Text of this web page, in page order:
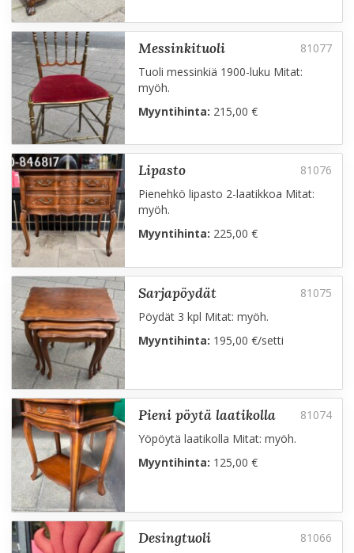
messinkituoli
Tuoli messinkiä 1900-luku Mitat:
myöh.
Myyntihinta: 215,00 €
lipasto
Pienehkö lipasto 2-laatikkoa Mitat:
myöh.
Myyntihinta: 225,00 €
sarjapöydät
Pöydät 3 kpl Mitat: myöh.
Myyntihinta: 195,00 €/setti
pieni pöytä laatikolla
Yöpöytä laatikolla Mitat: myöh.
Myyntihinta: 125,00 €
desingtuoli